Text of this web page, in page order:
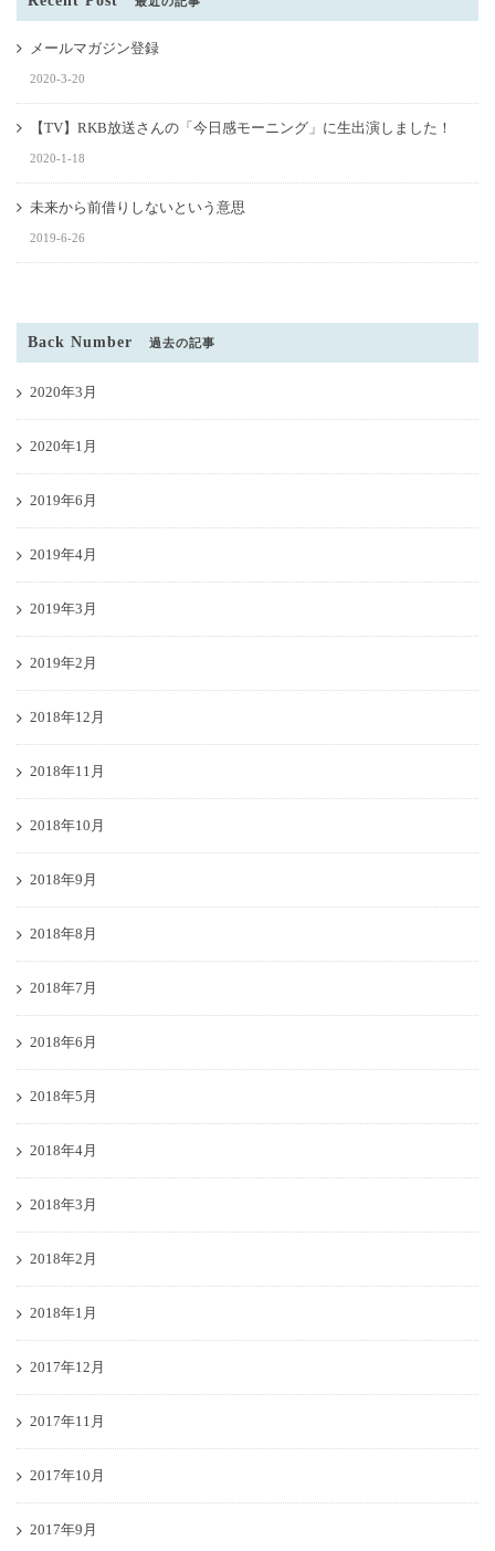
メールマガジン登録
2020-3-20
【TV】RKB放送さんの「今日感モーニング」に生出演しました！
2020-1-18
未来から前借りしないという意思
2019-6-26
Back Number 過去の記事
2020年3月
2020年1月
2019年6月
2019年4月
2019年3月
2019年2月
2018年12月
2018年11月
2018年10月
2018年9月
2018年8月
2018年7月
2018年6月
2018年5月
2018年4月
2018年3月
2018年2月
2018年1月
2017年12月
2017年11月
2017年10月
2017年9月